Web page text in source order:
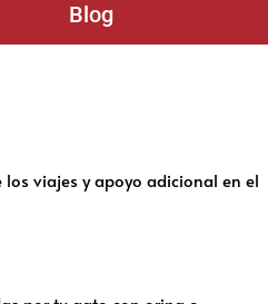
Blog
viajes y apoyo adicional en el